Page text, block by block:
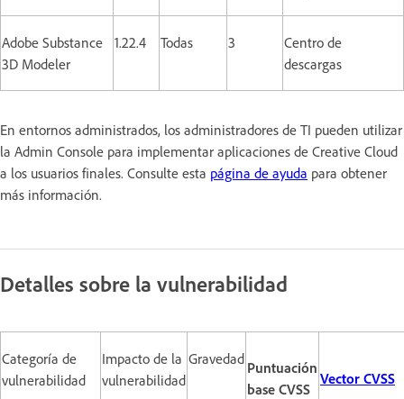
Adobe Substance
3D Modeler
1.22.4 Todas 3
Centro de
descargas
En entornos administrados, los administradores de TI pueden utilizar
la Admin Console para implementar aplicaciones de Creative Cloud
a los usuarios finales. Consulte esta página de ayuda para obtener
más información.
Detalles sobre la vulnerabilidad
Categoría de
vulnerabilidad
Impacto de la
vulnerabilidad
Gravedad Puntuación
base CVSS
Vector CVSS